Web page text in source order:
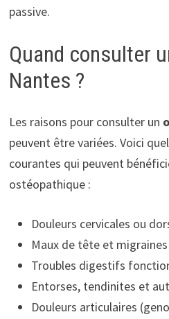
passive.
Quand consulter
Nantes ?
Les raisons pour consulter un
peuvent être variées. Voici
courantes qui peuvent
ostéopathique :
Douleurs cervicales ou
Maux de tête et migraines
Troubles digestifs
Entorses, tendinites et
Douleurs articulaires